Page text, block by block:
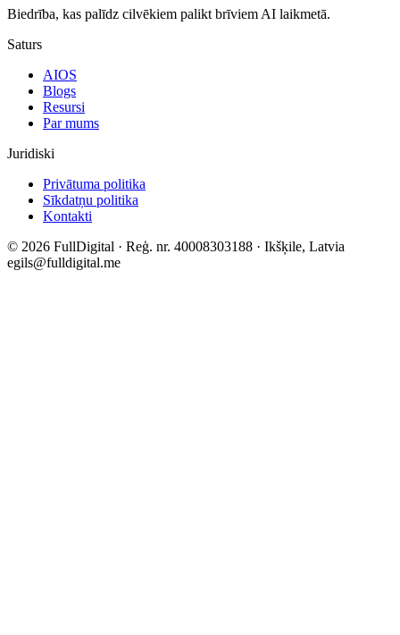
Biedrība, kas palīdz cilvēkiem palikt brīviem AI laikmetā.
Saturs
AIOS
Blogs
Resursi
Par mums
Juridiski
Privātuma politika
Sīkdatņu politika
Kontakti
© 2026 FullDigital · Reģ. nr. 40008303188 · Ikšķile, Latvia
egils@fulldigital.me